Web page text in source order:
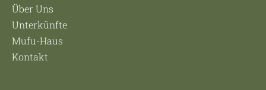
Über Uns
Unterkünfte
Mufu-Haus
Kontakt